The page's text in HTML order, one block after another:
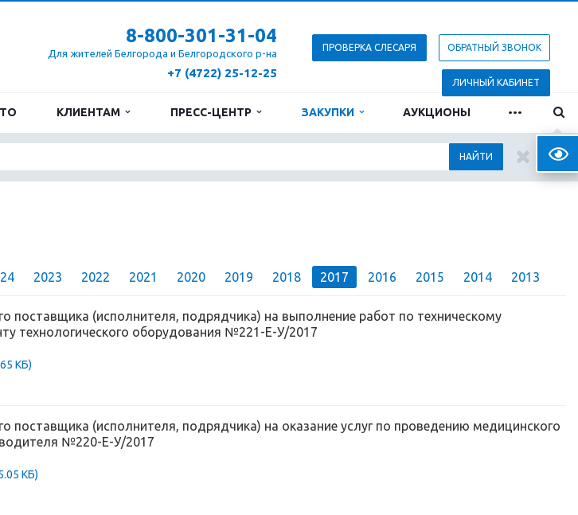
8-800-301-31-04
Для жителей Белгорода и Белгородского р-на
+7 (4722) 25-12-25
ПРОВЕРКА СЛЕСАРЯ ОБРАТНЫЙ ЗВОНОК
ЛИЧНЫЙ КАБИНЕТ
КЛИЕНТАМ ПРЕСС-ЦЕНТР ЗАКУПКИ АУКЦИОНЫ ...
НАЙТИ
2023 2022 2021 2020 2019 2018 2017 2016 2015 2014 2013
поставщика (исполнителя, подрядчика) на выполнение работ по техническому
технологического оборудования №221-Е-У/2017
КБ)
поставщика (исполнителя, подрядчика) на оказание услуг по проведению медицинского
№220-Е-У/2017
КБ)